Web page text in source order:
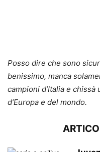
Posso dire che sono
benissimo, manca
campioni d’Italia e
d’Europa e del mondo.